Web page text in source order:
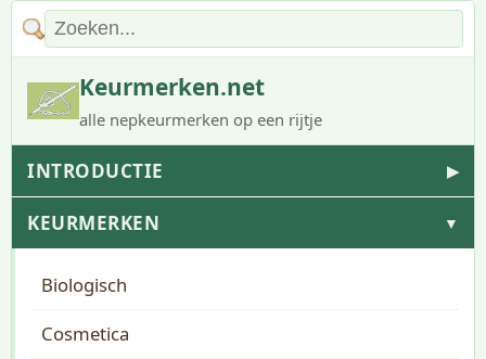
Keurmerken.net
alle nepkeurmerken op een rijtje
INTRODUCTIE ▶
KEURMERKEN ▼
Biologisch
Cosmetica